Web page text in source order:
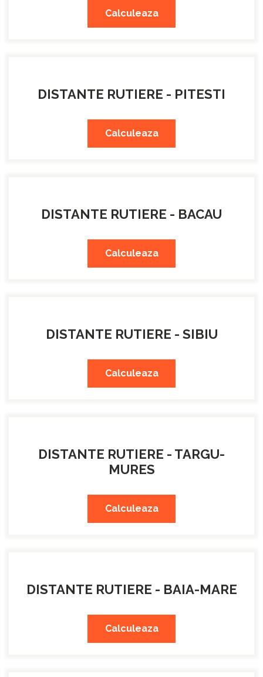
Calculeaza
DISTANTE RUTIERE - PITESTI
Calculeaza
DISTANTE RUTIERE - BACAU
Calculeaza
DISTANTE RUTIERE - SIBIU
Calculeaza
DISTANTE RUTIERE - TARGU-
MURES
Calculeaza
DISTANTE RUTIERE - BAIA-MARE
Calculeaza